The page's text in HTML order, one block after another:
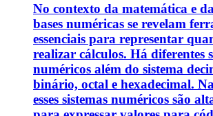
No contexto da matemática e
bases numéricas se revelam
essenciais para representar
realizar cálculos. Há diferentes
numéricos além do sistema
binário, octal e hexadecimal.
esses sistemas numéricos são